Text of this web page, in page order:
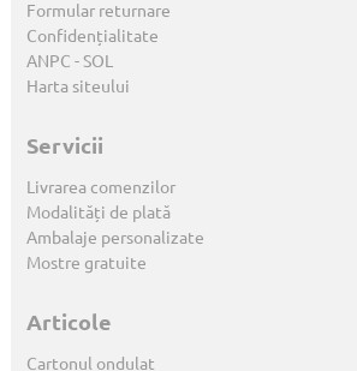
Formular returnare
Confidențialitate
ANPC -SOL
Harta siteului
Servicii
Livrarea comenzilor
Modalități de plată
Ambalaje personalizate
Mostre gratuite
Articole
Cartonul ondulat